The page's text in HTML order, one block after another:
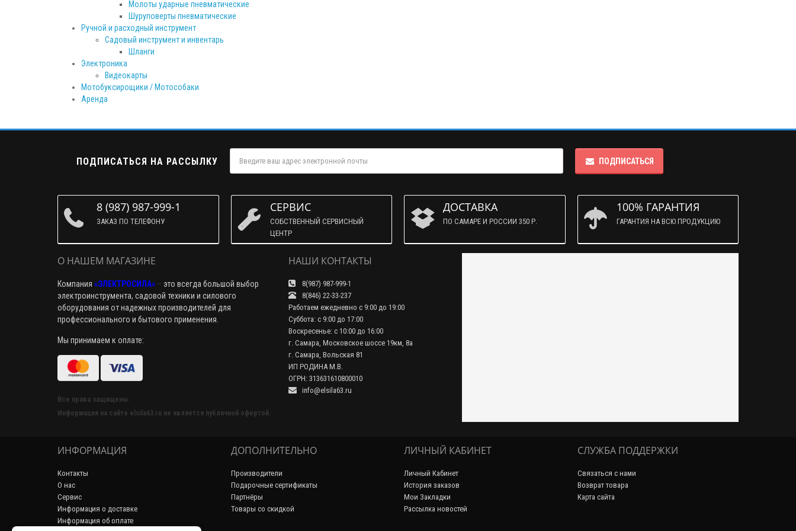
Молоты ударные пневматические
Шуруповерты пневматические
Ручной и расходный инструмент
Садовый инструмент и инвентарь
Шланги
Электроника
Видеокарты
Мотобуксирощики / Мотособаки
Аренда
ПОДПИСАТЬСЯ НА РАССЫЛКУ ПОДПИСАТЬСЯ
8 (987) 987-999-1
ЗАКАЗ ПО ТЕЛЕФОНУ
СЕРВИС
СОБСТВЕННЫЙ СЕРВИСНЫЙ
ЦЕНТР
ДОСТАВКА
ПО САМАРЕ И РОССИИ 350 Р.
100% ГАРАНТИЯ
ГАРАНТИЯ НА ВСЮ ПРОДУКЦИЮ
О НАШЕМ МАГАЗИНЕ
Компания «ЭЛЕКТРОСИЛА» – это всегда большой выбор
электроинструмента, садовой техники и силового
оборудования от надежных производителей для
профессионального и бытового применения.
Мы принимаем к оплате:
Все права защищены.
Информация на сайте elsila63.ru не является публичной офертой.
НАШИ КОНТАКТЫ
8(987) 987-999-1
8(846) 22-33-237
Работаем ежедневно с 9:00 до 19:00
Суббота: с 9:00 до 17:00
Воскресенье: с 10:00 до 16:00
г. Самара, Московское шоссе 19км, 8а
г. Самара, Вольская 81
ИП РОДИНА М.В.
ОГРН: 313631610800010
info@elsila63.ru
ИНФОРМАЦИЯ
Контакты
О нас
Сервис
Информация о доставке
Информация об оплате
ДОПОЛНИТЕЛЬНО
Производители
Подарочные сертификаты
Партнёры
Товары со скидкой
ЛИЧНЫЙ КАБИНЕТ
Личный Кабинет
История заказов
Мои Закладки
Рассылка новостей
СЛУЖБА ПОДДЕРЖКИ
Связаться с нами
Возврат товара
Карта сайта